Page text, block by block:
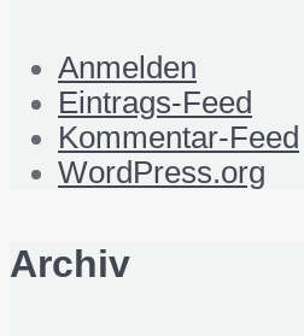
Anmelden
Eintrags-Feed
Kommentar-Feed
WordPress.org
Archiv